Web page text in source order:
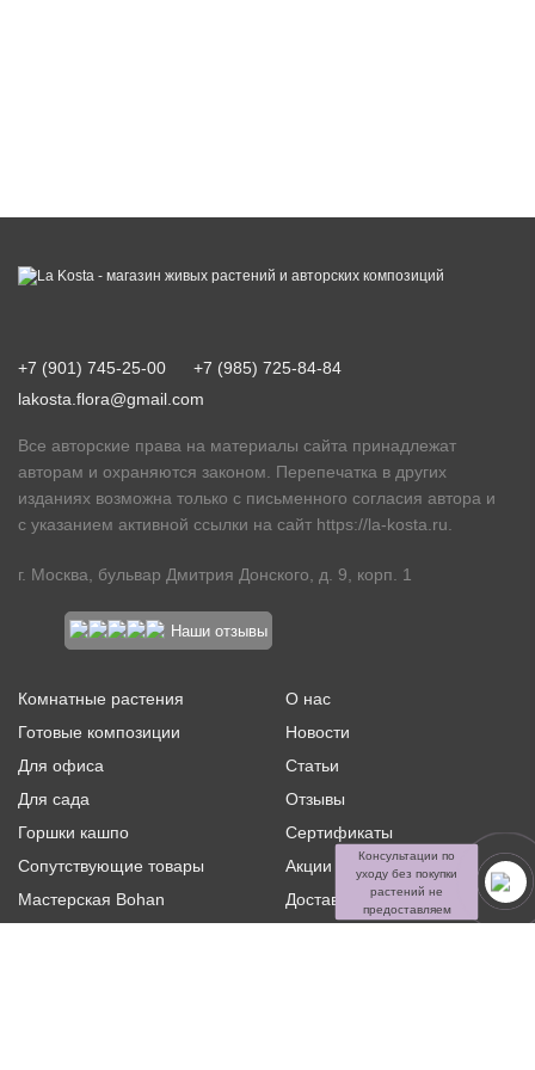
+7 (901) 745-25-00
+7 (985) 725-84-84
lakosta.flora@gmail.com
Все авторские права на материалы сайта принадлежат
авторам и охраняются законом. Перепечатка в других
изданиях возможна только с письменного согласия автора и
с указанием активной ссылки на сайт https://la-kosta.ru
г. Москва, бульвар Дмитрия Донского, д. 9, корп. 1
Наши отзывы
Комнатные растения
Готовые композиции
Для офиса
Для сада
Горшки кашпо
Сопутствующие товары
Мастерская Bohan
О нас
Новости
Статьи
Отзывы
Сертификаты
Акции и скидки
Доставка и оплата
Консультации по
уходу без покупки
растений не
предоставляем